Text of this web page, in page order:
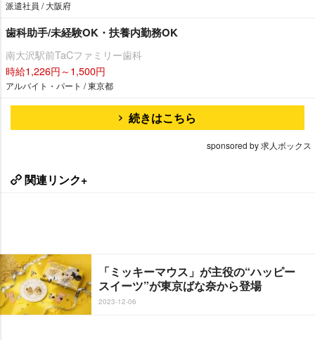
派遣社員 / 大阪府
歯科助手/未経験OK・扶養内勤務OK
南大沢駅前TaCファミリー歯科
時給1,226円～1,500円
アルバイト・パート / 東京都
続きはこちら
sponsored by 求人ボックス
関連リンク+
「ミッキーマウス」が主役の“ハッピー
スイーツ”が東京ばな奈から登場
2023-12-06